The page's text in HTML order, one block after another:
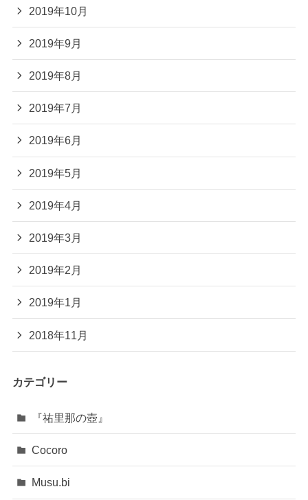
2019年10月
2019年9月
2019年8月
2019年7月
2019年6月
2019年5月
2019年4月
2019年3月
2019年2月
2019年1月
2018年11月
カテゴリー
『祐里那の壺』
Cocoro
Musu.bi